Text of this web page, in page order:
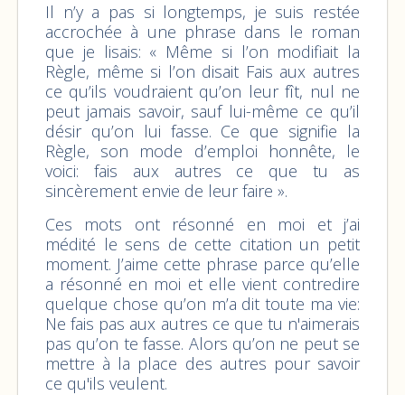
Il n’y a pas si longtemps, je suis restée
accrochée à une phrase dans le roman
que je lisais: « Même si l’on modifiait la
Règle, même si l’on disait Fais aux autres
ce qu’ils voudraient qu’on leur fît, nul ne
peut jamais savoir, sauf lui-même ce qu’il
désir qu’on lui fasse. Ce que signifie la
Règle, son mode d’emploi honnête, le
voici: fais aux autres ce que tu as
sincèrement envie de leur faire ».
Ces mots ont résonné en moi et j’ai
médité le sens de cette citation un petit
moment. J’aime cette phrase parce qu’elle
a résonné en moi et elle vient contredire
quelque chose qu’on m’a dit toute ma vie:
Ne fais pas aux autres ce que tu n'aimerais
pas qu’on te fasse. Alors qu’on ne peut se
mettre à la place des autres pour savoir
ce qu'ils veulent.